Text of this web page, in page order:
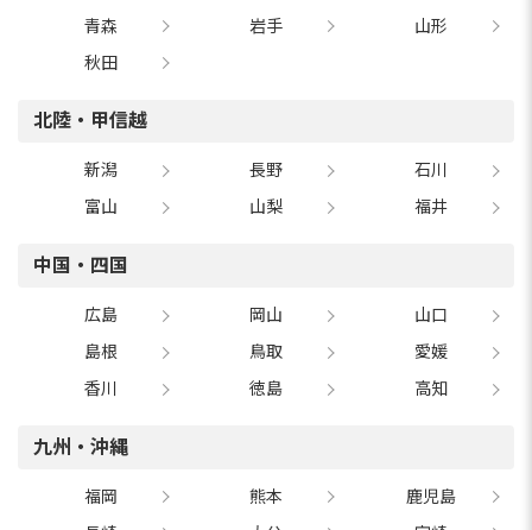
青森
岩手
山形
秋田
北陸・甲信越
新潟 長野
石川
富山
山梨 福井
中国・四国
広島 岡山
山口
島根
鳥取
愛媛
香川
徳島 高知
九州・沖縄
福岡 熊本
鹿児島